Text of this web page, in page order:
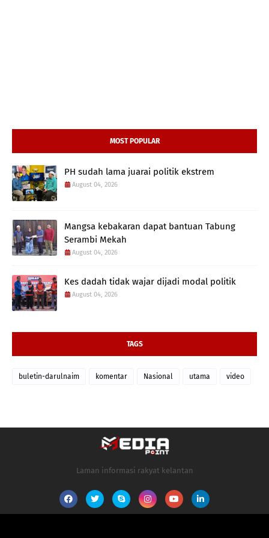
MOST POPULAR
PH sudah lama juarai politik ekstrem
August 04, 2026
Mangsa kebakaran dapat bantuan Tabung
Serambi Mekah
August 04, 2026
Kes dadah tidak wajar dijadi modal politik
August 04, 2026
TAGS
buletin-darulnaim komentar Nasional utama video
Laman informasi rakyat kelantan